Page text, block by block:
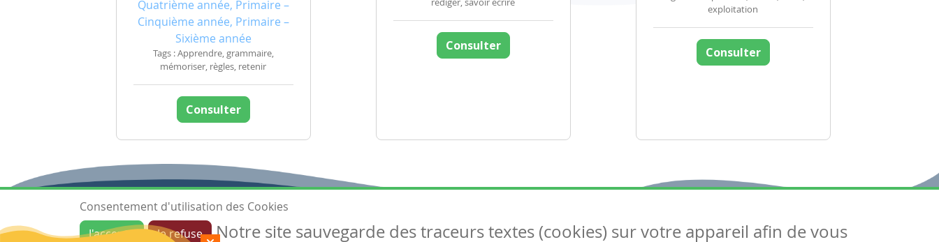
Quatrième année, Primaire –
Cinquième année, Primaire –
Sixième année
Tags : Apprendre, grammaire,
mémoriser, règles, retenir
Consulter
Consulter
exploitation
Consulter
Ressources Articles Suivez-nous
Consentement d'utilisation des Cookies
J'accepte
Je refuse Notre site sauvegarde des traceurs textes (cookies) sur votre appareil afin de vous